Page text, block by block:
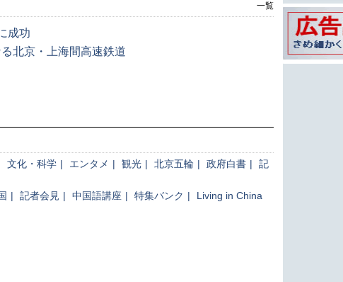
一覧
成功
北京・上海間高速鉄道
文化・科学 | エンタメ | 観光 | 北京五輪 | 政府白書 | 記
| 記者会見 | 中国語講座 | 特集バンク | Living in China